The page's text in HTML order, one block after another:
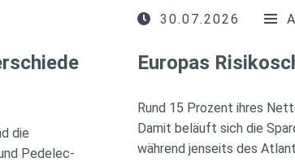
die
Pedelec-
30.07.2026
Europas
Rund 15 Prozent ihres
Damit beläuft sich die
während jenseits des